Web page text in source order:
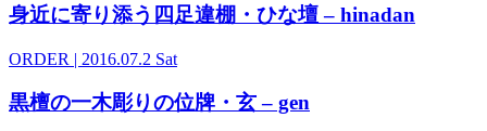
身近に寄り添う四足違棚・ひな壇 – hinadan
ORDER | 2016.07.2 Sat
黒檀の一木彫りの位牌・玄 – gen